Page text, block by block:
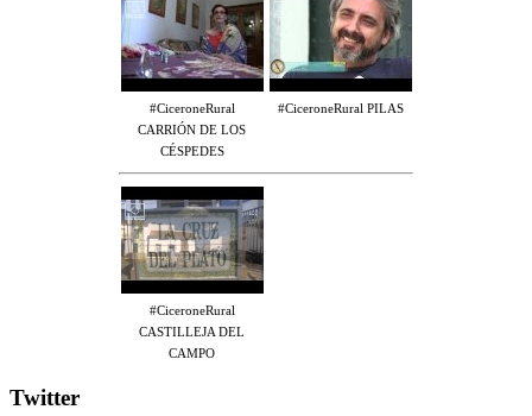
#CiceroneRural
CARRIÓN DE LOS
CÉSPEDES
#CiceroneRural PILAS
#CiceroneRural
CASTILLEJA DEL
CAMPO
Twitter